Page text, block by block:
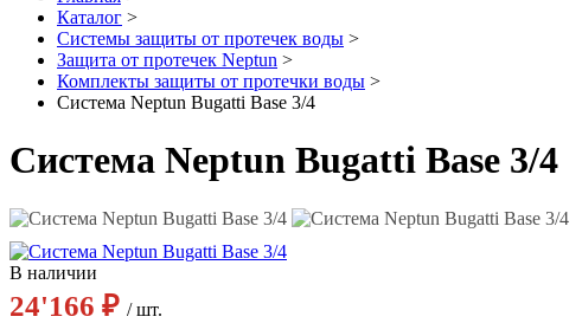
Каталог >
Системы защиты от протечек воды >
Защита от протечек Neptun >
Комплекты защиты от протечки воды >
Система Neptun Bugatti Base 3/4
Система Neptun Bugatti Base 3/4
В наличии
24'166 ₽ / шт.